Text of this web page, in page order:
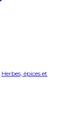
Herbes, épices et